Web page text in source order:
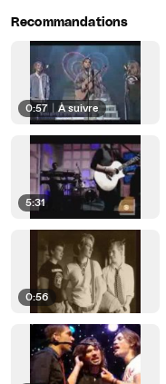
Recommandations
0:57 À suivre
5:31
0:56